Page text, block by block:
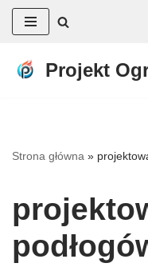
do
Projekt
Strona główna »